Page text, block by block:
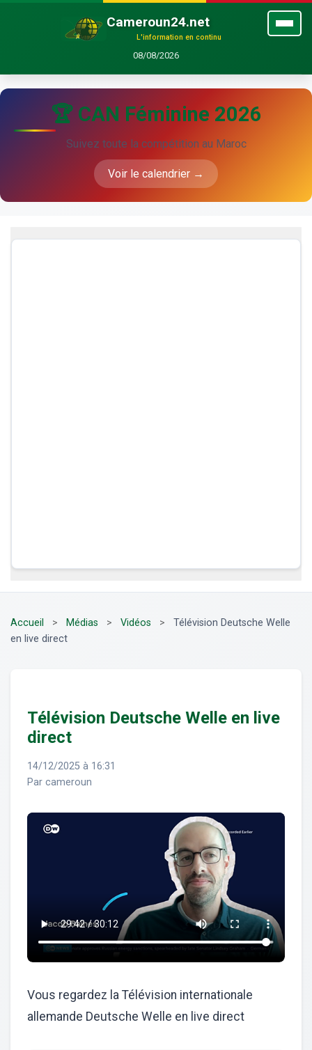
Cameroun24.net
L'information en continu
08/08/2026
🏆 CAN Féminine 2026
Suivez toute la compétition au Maroc
Voir le calendrier →
Accueil > Médias > Vidéos >
Télévision Deutsche Welle
en live direct
Télévision Deutsche Welle en live
direct
14/12/2025 à 16:31
Par cameroun
Vous regardez la Télévision internationale
allemande Deutsche Welle en live direct